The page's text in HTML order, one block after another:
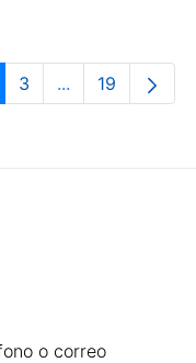
Página
3 ...PáginasPágina
19
o correo